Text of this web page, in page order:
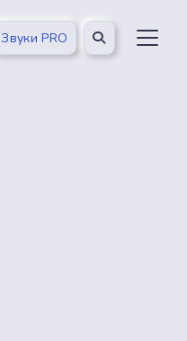
Звуки PRO